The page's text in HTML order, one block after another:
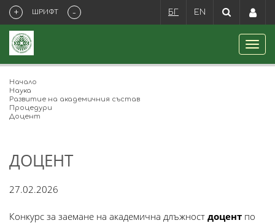
+ ШРИФТ - БГ EN
Начало
Наука
Развитие на академичния състав
Процедури
Доцент
ДОЦЕНТ
27.02.2026
Конкурс за заемане на академична длъжност доцент по